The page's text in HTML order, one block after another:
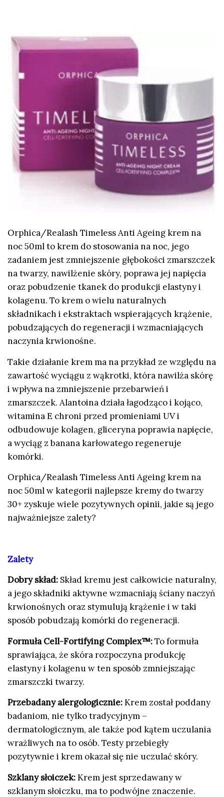
Orphica/Realash Timeless Anti Ageing krem na
noc 50ml to krem do stosowania na noc, jego
zadaniem jest zmniejszenie głębokości zmarszczek
na twarzy, nawilżenie skóry, poprawa jej napięcia
oraz pobudzenie tkanek do produkcji elastyny i
kolagenu. To krem o wielu naturalnych
składnikach i ekstraktach wspierających krążenie,
pobudzających do regeneracji i wzmacniających
naczynia krwionośne.
Takie działanie krem ma na przykład ze względu na
zawartość wyciągu z wąkrotki, która nawilża skórę
i wpływa na zmniejszenie przebarwień i
zmarszczek. Alantoina działa łagodząco i kojąco,
witamina E chroni przed promieniami UV i
odbudowuje kolagen, gliceryna poprawia napięcie,
a wyciąg z banana karłowatego regeneruje
komórki.
Orphica/Realash Timeless Anti Ageing krem na
noc 50ml w kategorii najlepsze kremy do twarzy
30+ zyskuje wiele pozytywnych opinii, jakie są jego
najważniejsze zalety?
Zalety
Dobry skład: Skład kremu jest całkowicie naturalny,
a jego składniki aktywne wzmacniają ściany naczyń
krwionośnych oraz stymulują krążenie i w taki
sposób pobudzają komórki do regeneracji.
Formuła Cell-Fortifying Complex™:To formuła
sprawiająca, że skóra rozpoczyna produkcję
elastyny i kolagenu w ten sposób zmniejszając
zmarszczki twarzy.
Przebadany alergologicznie:Krem został poddany
badaniom, nie tylko tradycyjnym –
dermatologicznym, ale także pod kątem uczulania
wrażliwych na to osób. Testy przebiegły
pozytywnie i krem okazał się nie uczulać skóry.
Szklany słoiczek:Krem jest sprzedawany w
szklanym słoiczku, ma to podwójne znaczenie.